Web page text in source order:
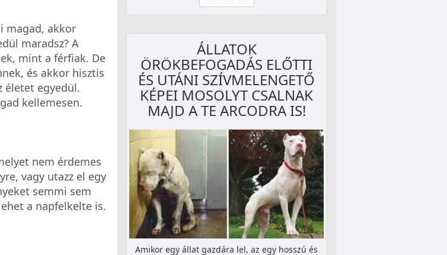
magad, akkor
maradsz? A
mint a férfiak. De
és akkor hisztis
életet egyedül.
kellemesen.
nem érdemes
vagy utazz el egy
semmi sem
a napfelkelte is.
ÁLLATOK
ÖRÖKBEFOGADÁS ELŐTTI
ÉS UTÁNI SZÍVMELENGETŐ
KÉPEI MOSOLYT CSALNAK
MAJD A TE ARCODRA IS!
Amikor egy állat gazdára lel, az egy hosszú és